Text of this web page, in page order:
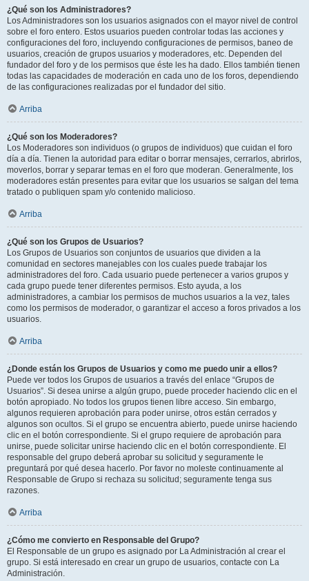
¿Qué son los Administradores?
Los Administradores son los usuarios asignados con el mayor nivel de control
sobre el foro entero. Estos usuarios pueden controlar todas las acciones y
configuraciones del foro, incluyendo configuraciones de permisos, baneo de
usuarios, creación de grupos usuarios y moderadores, etc. Dependen del
fundador del foro y de los permisos que éste les ha dado. Ellos también tienen
todas las capacidades de moderación en cada uno de los foros, dependiendo
de las configuraciones realizadas por el fundador del sitio.
Arriba
¿Qué son los Moderadores?
Los Moderadores son individuos (o grupos de individuos) que cuidan el foro
día a día. Tienen la autoridad para editar o borrar mensajes, cerrarlos, abrirlos,
moverlos, borrar y separar temas en el foro que moderan. Generalmente, los
moderadores están presentes para evitar que los usuarios se salgan del tema
tratado o publiquen spam y/o contenido malicioso.
Arriba
¿Qué son los Grupos de Usuarios?
Los Grupos de Usuarios son conjuntos de usuarios que dividen a la
comunidad en sectores manejables con los cuales puede trabajar los
administradores del foro. Cada usuario puede pertenecer a varios grupos y
cada grupo puede tener diferentes permisos. Esto ayuda, a los
administradores, a cambiar los permisos de muchos usuarios a la vez, tales
como los permisos de moderador, o garantizar el acceso a foros privados a los
usuarios.
Arriba
¿Donde están los Grupos de Usuarios y como me puedo unir a ellos?
Puede ver todos los Grupos de usuarios a través del enlace “Grupos de
Usuarios”. Si desea unirse a algún grupo, puede proceder haciendo clic en el
botón apropiado. No todos los grupos tienen libre acceso. Sin embargo,
algunos requieren aprobación para poder unirse, otros están cerrados y
algunos son ocultos. Si el grupo se encuentra abierto, puede unirse haciendo
clic en el botón correspondiente. Si el grupo requiere de aprobación para
unirse, puede solicitar unirse haciendo clic en el botón correspondiente. El
responsable del grupo deberá aprobar su solicitud y seguramente le
preguntará por qué desea hacerlo. Por favor no moleste continuamente al
Responsable de Grupo si rechaza su solicitud; seguramente tenga sus
razones.
Arriba
¿Cómo me convierto en Responsable del Grupo?
El Responsable de un grupo es asignado por La Administración al crear el
grupo. Si está interesado en crear un grupo de usuarios, contacte con La
Administración.